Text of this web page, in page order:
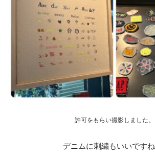
許可をもらい撮影しました。
デニムに刺繍もいいですね